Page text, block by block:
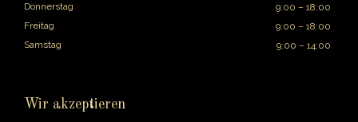
Donnerstag
9:00 – 18:00
Freitag
9:00 – 18:00
Samstag
9:00 – 14:00
Wir akzeptieren